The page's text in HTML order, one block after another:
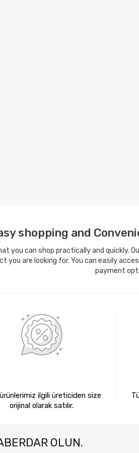
shopping and
you can shop practically and
you are looking for. You can easily
payment
ilgili üreticiden size
orijinal olarak satılır.
OLUN.